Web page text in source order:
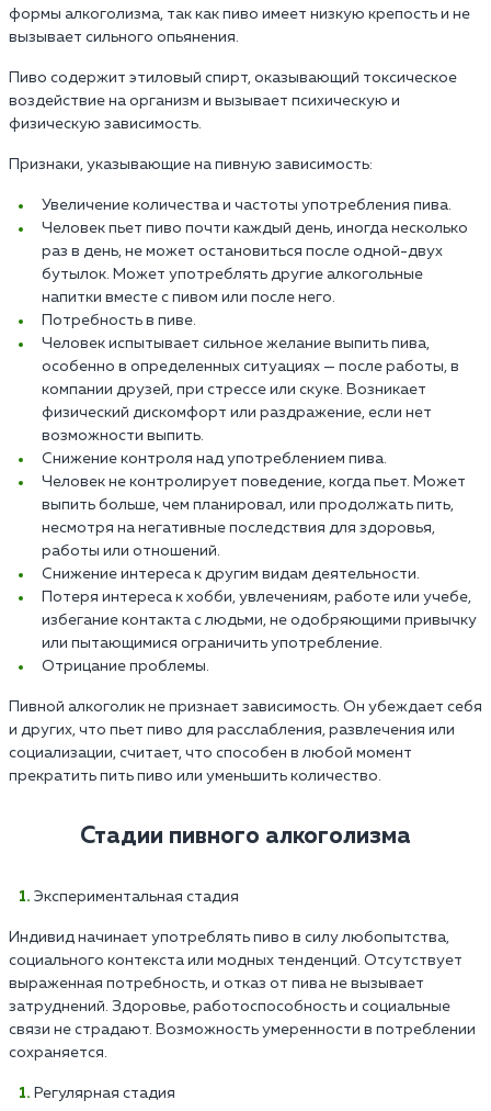
формы алкоголизма, так как пиво имеет низкую крепость и не
вызывает сильного опьянения.
Пиво содержит этиловый спирт, оказывающий токсическое
воздействие на организм и вызывает психическую и
физическую зависимость.
Признаки, указывающие на пивную зависимость:
Увеличение количества и частоты употребления пива.
Человек пьет пиво почти каждый день, иногда несколько
раз в день, не может остановиться после одной-двух
бутылок. Может употреблять другие алкогольные
напитки вместе с пивом или после него.
Потребность в пиве.
Человек испытывает сильное желание выпить пива,
особенно в определенных ситуациях — после работы, в
компании друзей, при стрессе или скуке. Возникает
физический дискомфорт или раздражение, если нет
возможности выпить.
Снижение контроля над употреблением пива.
Человек не контролирует поведение, когда пьет. Может
выпить больше, чем планировал, или продолжать пить,
несмотря на негативные последствия для здоровья,
работы или отношений.
Снижение интереса к другим видам деятельности.
Потеря интереса к хобби, увлечениям, работе или учебе,
избегание контакта с людьми, не одобряющими привычку
или пытающимися ограничить употребление.
Отрицание проблемы.
Пивной алкоголик не признает зависимость. Он убеждает себя
и других, что пьет пиво для расслабления, развлечения или
социализации, считает, что способен в любой момент
прекратить пить пиво или уменьшить количество.
Стадии пивного алкоголизма
Экспериментальная стадия
Индивид начинает употреблять пиво в силу любопытства,
социального контекста или модных тенденций. Отсутствует
выраженная потребность, и отказ от пива не вызывает
затруднений. Здоровье, работоспособность и социальные
связи не страдают. Возможность умеренности в потреблении
сохраняется.
Регулярная стадия